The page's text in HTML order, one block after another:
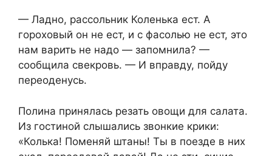
— Ладно, рассольник Коленька ест. А
гороховый он не ест, и с фасолью не ест, это
нам варить не надо — запомнила? —
сообщила свекровь. — И вправду, пойду
переоденусь.
Полина принялась резать овощи для салата.
Из гостиной слышались звонкие крики:
«Колька! Поменяй штаны! Ты в поезде в них